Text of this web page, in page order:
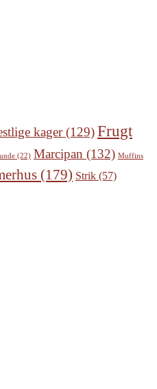
kager(129)Frugt
(22) Marcipan (132) Muffins
(179) Strik (57)